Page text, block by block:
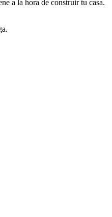
a la hora de construir tu casa.